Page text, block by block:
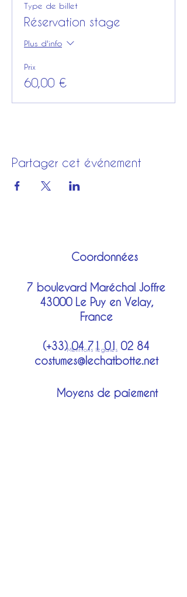
Type de billet
Réservation stage
Plus d'info
Prix
60,00 €
Partager cet événement
Mentions légales
Coordonnées
7 boulevard Maréchal Joffre
43000 Le Puy en Velay,
France
(+33)04 71 01 02 84
costumes@lechatbotte.net
Moyens de paiement